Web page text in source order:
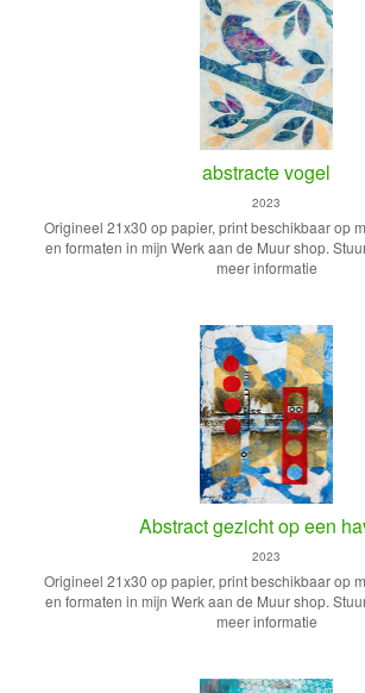
abstracte vogel
2023
Origineel 21x30 op papier, print beschikbaar op
en formaten in mijn Werk aan de Muur shop.
meer informatie
Abstract gezicht op een
2023
Origineel 21x30 op papier, print beschikbaar op
en formaten in mijn Werk aan de Muur shop.
meer informatie